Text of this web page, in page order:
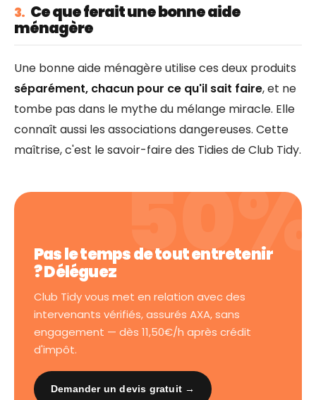
3. Ce que ferait une bonne aide
ménagère
Une bonne aide ménagère utilise ces deux produits
séparément, chacun pour ce qu'il sait faire, et ne
tombe pas dans le mythe du mélange miracle. Elle
connaît aussi les associations dangereuses. Cette
maîtrise, c'est le savoir-faire des Tidies de Club Tidy.
Pas le temps de tout entretenir
? Déléguez
Club Tidy vous met en relation avec des
intervenants vérifiés, assurés AXA, sans
engagement — dès 11,50€/h après crédit
d'impôt.
Demander un devis gratuit →